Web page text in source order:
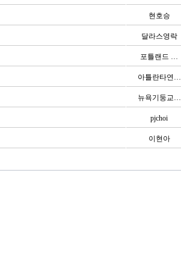
현호승
달라스영락
포틀랜드 …
아틀란타연…
뉴욕기둥교…
pjchoi
이현아